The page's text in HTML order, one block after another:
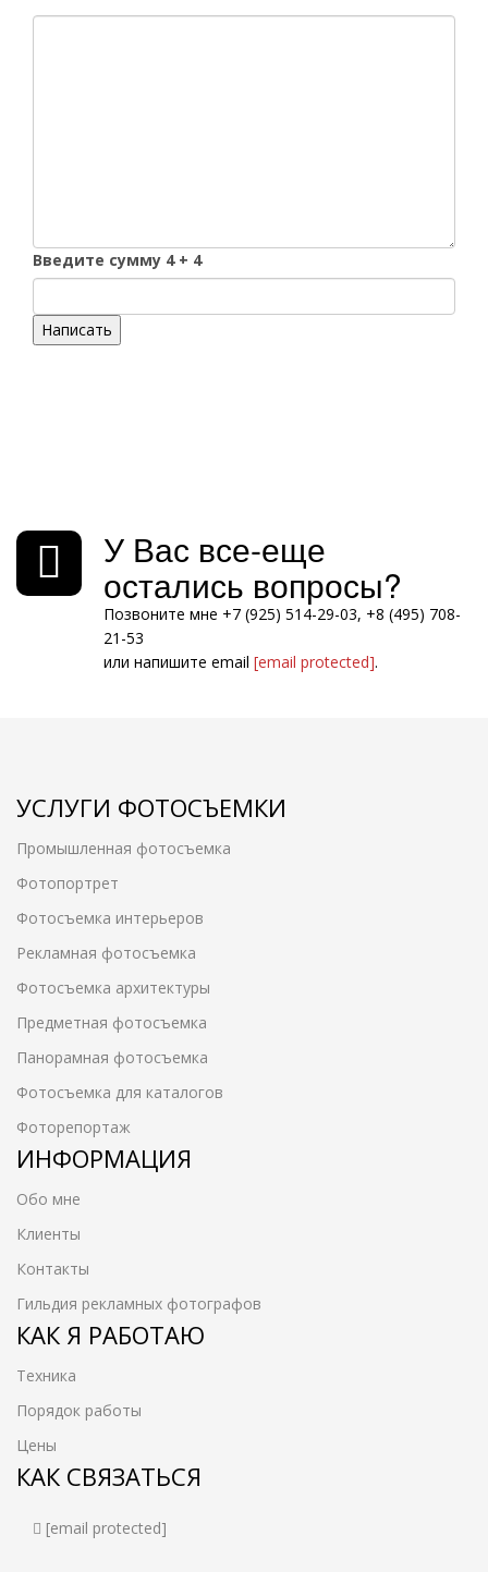
Введите сумму 4 + 4
Написать
У Вас все-еще
остались вопросы?
Позвоните мне +7 (925) 514-29-03, +8 (495) 708-
21-53
или напишите email [email protected].
УСЛУГИ ФОТОСЪЕМКИ
Промышленная фотосъемка
Фотопортрет
Фотосъемка интерьеров
Рекламная фотосъемка
Фотосъемка архитектуры
Предметная фотосъемка
Панорамная фотосъемка
Фотосъемка для каталогов
Фоторепортаж
ИНФОРМАЦИЯ
Обо мне
Клиенты
Контакты
Гильдия рекламных фотографов
КАК Я РАБОТАЮ
Техника
Порядок работы
Цены
КАК СВЯЗАТЬСЯ
[email protected]